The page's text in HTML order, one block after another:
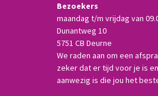
Bezoekers
maandag t/m vrijdag van
Dunantweg 10
5751 CB Deurne
We raden aan om een
zeker dat er tijd voor je is
aanwezig is die jou het